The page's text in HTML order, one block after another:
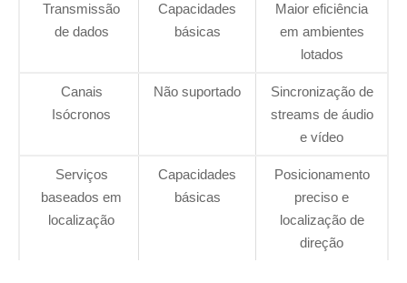
Transmissão
de dados
Capacidades
básicas
Maior eficiência
em ambientes
lotados
Canais
Isócronos
Não suportado
Sincronização de
streams de áudio
e vídeo
Serviços
baseados em
localização
Capacidades
básicas
Posicionamento
preciso e
localização de
direção